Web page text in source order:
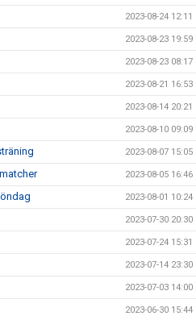
2023-08-24 12:11
2023-08-23 19:59
2023-08-23 08:17
2023-08-21 16:53
2023-08-14 20:21
2023-08-10 09:09
2023-08-07 15:05
2023-08-05 16:46
2023-08-01 10:24
2023-07-30 20:30
2023-07-24 15:31
2023-07-14 23:30
2023-07-03 14:00
2023-06-30 15:44